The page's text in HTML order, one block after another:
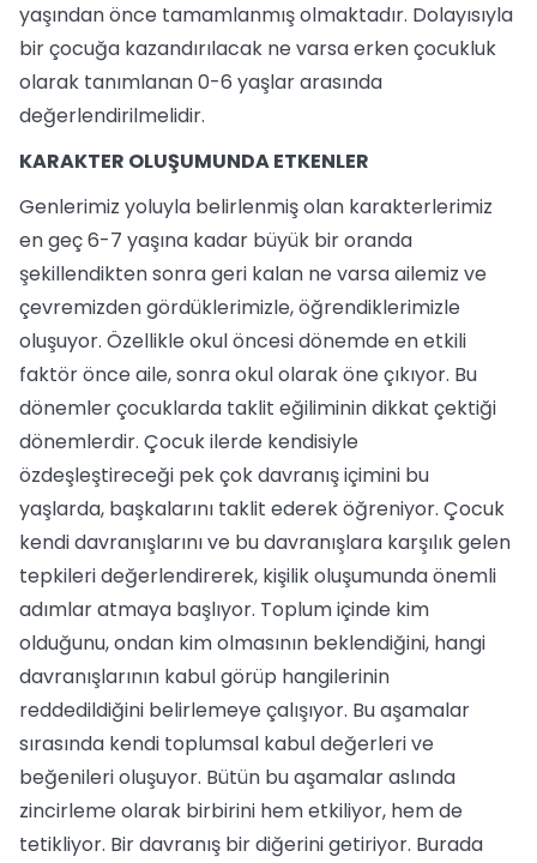
yaşından önce tamamlanmış olmaktadır. Dolayısıyla
bir çocuğa kazandırılacak ne varsa erken çocukluk
olarak tanımlanan 0-6 yaşlar arasında
değerlendirilmelidir.
KARAKTER OLUŞUMUNDA ETKENLER
Genlerimiz yoluyla belirlenmiş olan karakterlerimiz
en geç 6-7 yaşına kadar büyük bir oranda
şekillendikten sonra geri kalan ne varsa ailemiz ve
çevremizden gördüklerimizle, öğrendiklerimizle
oluşuyor. Özellikle okul öncesi dönemde en etkili
faktör önce aile, sonra okul olarak öne çıkıyor. Bu
dönemler çocuklarda taklit eğiliminin dikkat çektiği
dönemlerdir. Çocuk ilerde kendisiyle
özdeşleştireceği pek çok davranış içimini bu
yaşlarda, başkalarını taklit ederek öğreniyor. Çocuk
kendi davranışlarını ve bu davranışlara karşılık gelen
tepkileri değerlendirerek, kişilik oluşumunda önemli
adımlar atmaya başlıyor. Toplum içinde kim
olduğunu, ondan kim olmasının beklendiğini, hangi
davranışlarının kabul görüp hangilerinin
reddedildiğini belirlemeye çalışıyor. Bu aşamalar
sırasında kendi toplumsal kabul değerleri ve
beğenileri oluşuyor. Bütün bu aşamalar aslında
zincirleme olarak birbirini hem etkiliyor, hem de
tetikliyor. Bir davranış bir diğerini getiriyor. Burada